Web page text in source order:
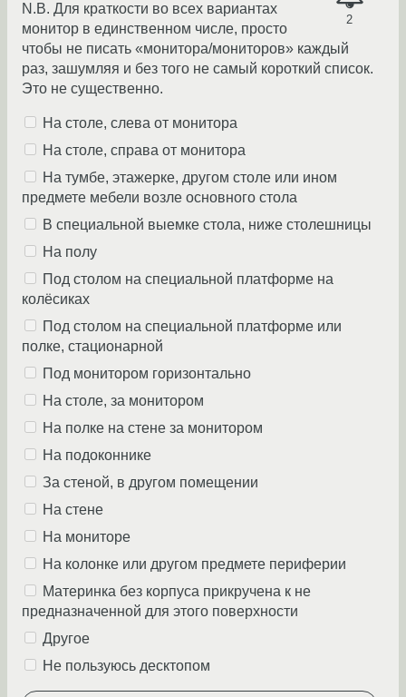
2
N.B. Для краткости во всех вариантах
монитор в единственном числе, просто
чтобы не писать «монитора/мониторов» каждый
раз, зашумляя и без того не самый короткий список.
Это не существенно.
На столе, слева от монитора
На столе, справа от монитора
На тумбе, этажерке, другом столе или ином
предмете мебели возле основного стола
В специальной выемке стола, ниже столешницы
На полу
Под столом на специальной платформе на
колёсиках
Под столом на специальной платформе или
полке, стационарной
Под монитором горизонтально
На столе, за монитором
На полке на стене за монитором
На подоконнике
За стеной, в другом помещении
На стене
На мониторе
На колонке или другом предмете периферии
Материнка без корпуса прикручена к не
предназначенной для этого поверхности
Другое
Не пользуюсь десктопом